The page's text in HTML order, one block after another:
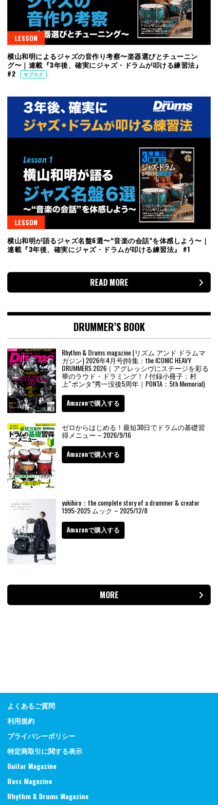
LESSON
横山和明によるジャズの音作り考察〜楽器選びとチューニン
グ〜｜連載『3年後、確実にジャズ・ドラムが叩ける練習法』
#2
サブスク
LESSON
横山和明が語るジャズ名盤6選〜“音楽の会話”を体感しよう〜｜
連載『3年後、確実にジャズ・ドラムが叩ける練習法』 #1
READ MORE
DRUMMER’S BOOK
Rhythm & Drums magazine (リズム アンド ドラムマ
ガジン) 2026年4月号(特集：the ICONIC HEAVY
DRUMMERS 2026｜アグレッシヴにステージを彩る
華のラウド・ドラミング！ / 付録小冊子：村
上“ポンタ”秀一没後5周年｜PONTA：5th Memorial)
Amazonで購入する
ゼロからはじめる！最短30日でドラムの基礎習
得メニュー – 2026/9/16
Amazonで購入する
yukihiro：the complete story of a drummer & creator
1995-2025 ムック – 2025/12/8
Amazonで購入する
MORE
よくあるご質問
利用規約
プライバシーポリシー
特定商取引に関する表示
Guitar Magazine
Bass Magazine
Rhythm & Drums Magazine